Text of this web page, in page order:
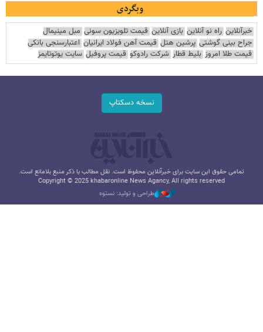
وبگردی
خبرآنلاین راه نو آنلاین بازی آنلاین قیمت تلویزیون سونی مبل مینیمال
جراح بینی گوشتی پرشین هتل قیمت آهن فولاد ایرانیان اعتبارسنجی بانکی
قیمت طلا امروز بلیط قطار شرکت رادوکو قیمت پروفیل سایت یوتوتایمز
نسخه دسکتاپ
تمامی حقوق این سایت برای خبرآنلاین محفوظ است. نقل مطالب با ذکر منبع بلامانع است.
Copyright © 2025 khabaronline News Agancy, All rights reserved
طراحی و تولید: نستوه